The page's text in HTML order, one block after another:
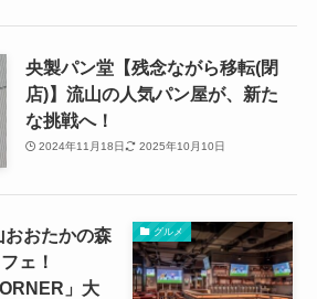
央製パン堂【残念ながら移転(閉
店)】流山の人気パン屋が、新た
な挑戦へ！
2024年11月18日 2025年10月10日
グルメ
おおたかの森
ェ！
」大